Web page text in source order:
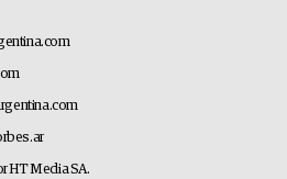
HT Media SA.